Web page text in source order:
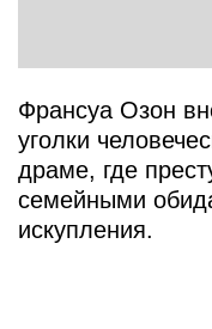
Франсуа Озон
уголки
драме, где
семейными
искупления.